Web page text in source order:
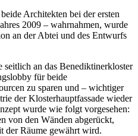
Architekten bei der ersten
2009 – wahrnahmen, wurde
an der Abtei und des Entwurfs
seitlich an das Benediktinerkloster
für beide
zu sparen und – wichtiger
der Klosterhauptfassade wieder
wurde wie folgt vorgesehen:
von den Wänden abgerückt,
der Räume gewährt wird.